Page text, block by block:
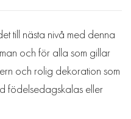
till nästa nivå med denna
och för alla som gillar
och rolig dekoration som
födelsedagskalas eller